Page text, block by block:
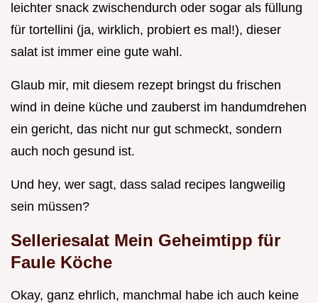
leichter snack zwischendurch oder sogar als füllung
für tortellini (ja, wirklich, probiert es mal!), dieser
salat ist immer eine gute wahl.
Glaub mir, mit diesem rezept bringst du frischen
wind in deine küche und zauberst im handumdrehen
ein gericht, das nicht nur gut schmeckt, sondern
auch noch gesund ist.
Und hey, wer sagt, dass salad recipes langweilig
sein müssen?
Selleriesalat Mein Geheimtipp für
Faule Köche
Okay, ganz ehrlich, manchmal habe ich auch keine